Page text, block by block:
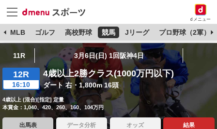
dメニュー
MLB ゴルフ 高校野球 競馬 Jリーグ プロ野球（2軍）
11R 3月6日(日) 1回阪神4日
12R
16:10
4歳以上2勝クラス(1000万円以下)
ダート 右・1,800m 16頭
4歳以上 (混合)[指定] 定量
本賞金：1,040、420、260、160、104万円
出馬表 データ分析 オッズ 結果